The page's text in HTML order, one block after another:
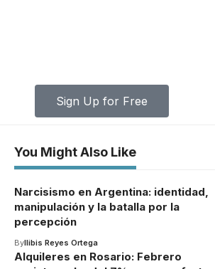
Sign Up for Free
You Might Also Like
Narcisismo en Argentina: identidad,
manipulación y la batalla por la
percepción
ByIlibis Reyes Ortega
Alquileres en Rosario: Febrero